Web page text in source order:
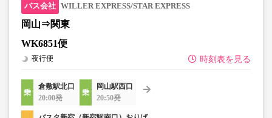
WILLER EXPRESS/STAR EXPRESS
岡山⇒関東
WK6851便
時刻表を見る
夜行便
倉敷駅北口
20:00発
岡山駅西口
20:50発